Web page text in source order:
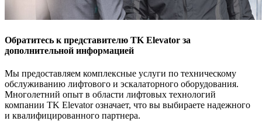
Обратитесь к представителю TK Elevator за
дополнительной информацией
Мы предоставляем комплексные услуги по техническому
обслуживанию лифтового и эскалаторного оборудования.
Многолетний опыт в области лифтовых технологий
компании TK Elevator означает, что вы выбираете надежного
и квалифицированного партнера.